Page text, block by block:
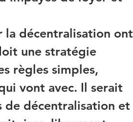
la décentralisation ont
une stratégie
règles simples,
vont avec. Il serait
de décentralisation et